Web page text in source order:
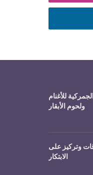
للأغنام
ولحوم الأبقار
وتركيز على
الابتكار